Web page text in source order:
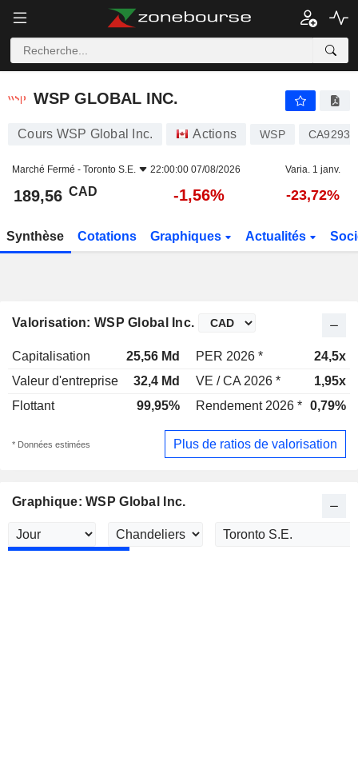
WSP GLOBAL INC.
WSP GLOBAL INC.
Cours WSP Global Inc. Actions WSP
Marché Fermé - Toronto S.E. 22:00:00 07/08/2026 Varia. 1 janv.
189,56 CAD -1,56% -23,72%
Synthèse Cotations Graphiques Actualités
Valorisation: WSP Global Inc.
Capitalisation 25,56 Md PER 2026 *
24,5x
Valeur d'entreprise
32,4 Md VE / CA 2026 *
1,95x
Flottant
99,95% Rendement 2026 * 0,79%
* Données estimées Plus de ratios de valorisation
Graphique: WSP Global Inc.